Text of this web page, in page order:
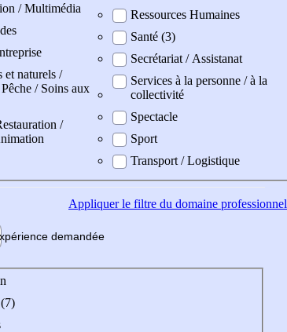
/ Multimédia
et naturels /
/ Soins aux
/
Ressources Humaines
Santé (3)
Secrétariat / Assistanat
Services à la personne / à la
collectivité
Spectacle
Sport
Transport / Logistique
Appliquerle filtre du domaine professionnel
demandée